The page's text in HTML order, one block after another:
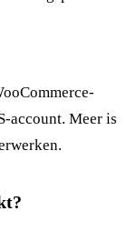
account. Meer is